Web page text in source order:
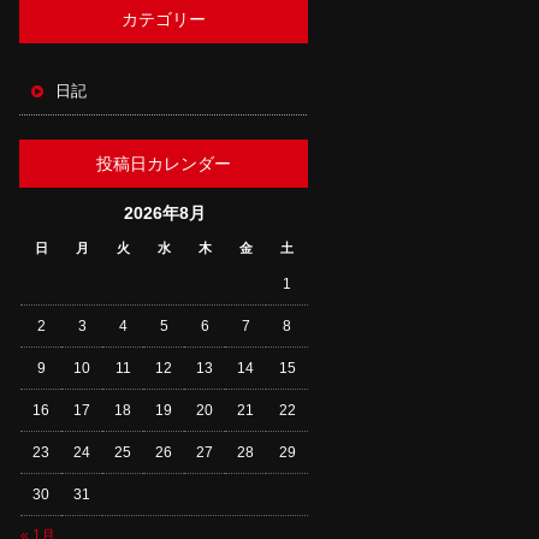
カテゴリー
日記
投稿日カレンダー
2026年8月
日 月 火 水 木 金 土
1
2 3 4 5 6 7 8
9 10 11 12 13 14 15
16 17 18 19 20 21 22
23 24 25 26 27 28 29
30 31